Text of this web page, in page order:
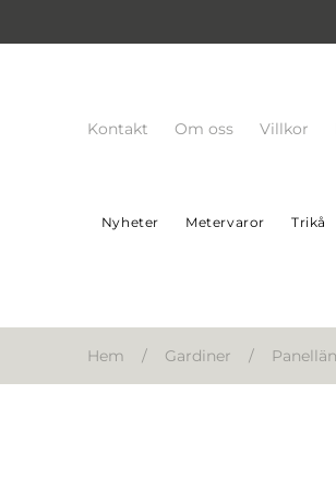
Kontakt Om oss Villkor
Nyheter Metervaror Trikå
Hem / Gardiner /